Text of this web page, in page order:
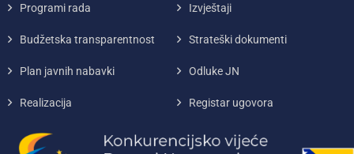
Programi rada Izvještaji
Budžetska transparentnost Strateški dokumenti
Plan javnih nabavki Odluke JN
Realizacija Registar ugovora